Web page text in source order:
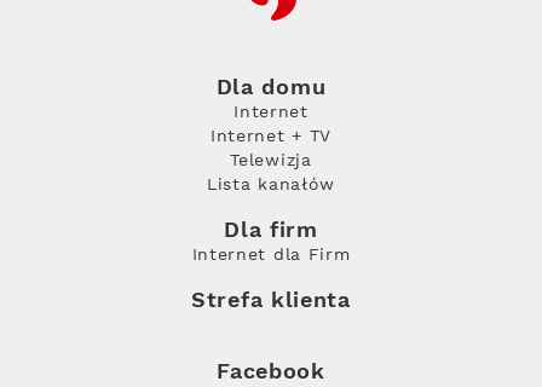
Dla domu
Internet
Internet + TV
Telewizja
Lista kanałów
Dla firm
Internet dla Firm
Strefa klienta
Facebook